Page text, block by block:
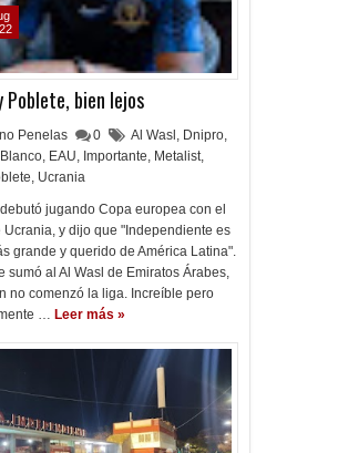
Poblete, bien lejos
Penelas 0 Al Wasl , Dnipro,
, EAU, Importante, Metalist,
, Ucrania
jugando Copa europea con el
Ucrania, y dijo que "Independiente es
grande y querido de América Latina".
sumó al Al Wasl de Emiratos Árabes,
no comenzó la liga. Increíble pero
… Leer más »